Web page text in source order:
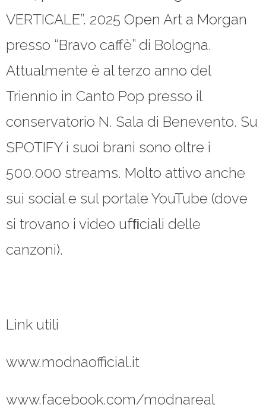
VERTICALE”. 2025 Open Art a Morgan
presso “Bravo caffè” di Bologna.
Attualmente è al terzo anno del
Triennio in Canto Pop presso il
conservatorio N. Sala di Benevento. Su
SPOTIFY i suoi brani sono oltre i
500.000 streams. Molto attivo anche
sui social e sul portale YouTube (dove
si trovano i video ufﬁciali delle
canzoni).
Link utili
www.modnaofficial.it
www.facebook.com/modnareal